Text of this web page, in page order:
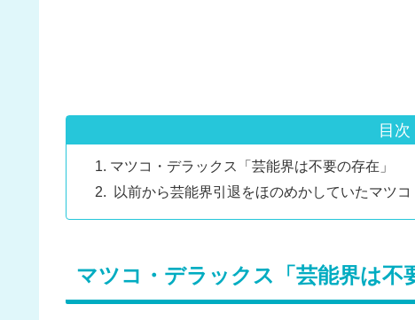
目次
マツコ・デラックス「芸能界は不要の存在」
以前から芸能界引退をほのめかしていたマツコ
マツコ・デラックス「芸能界は不